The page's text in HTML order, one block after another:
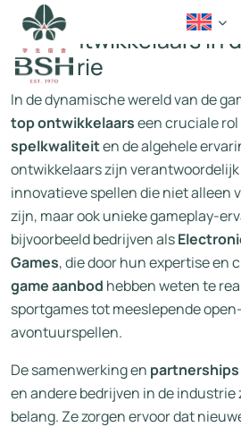
Inleiding: De Belang
Spelontwikkelaars in
Industrie
In de dynamische wereld van de
top ontwikkelaarseen cruciale
spelkwaliteiten de algehele
ontwikkelaars zijn
innovatieve spellen die niet alleen
zijn, maar ook unieke gameplay-
bijvoorbeeld bedrijven als
Games, die door hun expertise en
game aanbod hebben weten te
sportgames tot meeslepende
avontuurspellen.
De samenwerking en partnerships
en andere bedrijven in de industrie
belang. Ze zorgen ervoor dat